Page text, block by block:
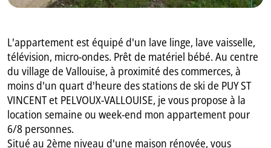
L'appartement est équipé d'un lave linge, lave vaisselle,
télévision, micro-ondes. Prêt de matériel bébé. Au centre
du village de Vallouise, à proximité des commerces, à
moins d'un quart d'heure des stations de ski de PUY ST
VINCENT et PELVOUX-VALLOUISE, je vous propose à la
location semaine ou week-end mon appartement pour
6/8 personnes.
Situé au 2ème niveau d'une maison rénovée, vous